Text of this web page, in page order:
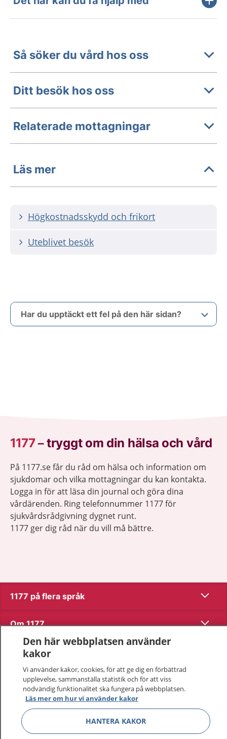
Så söker du vård hos oss
Ditt besök hos oss
Relaterade mottagningar
Läs mer
Högkostnadsskydd och frikort
Uteblivet besök
Har du upptäckt ett fel på den här sidan?
1177–tryggt om din hälsa och vård
På 1177.se får du råd om hälsa och information om
sjukdomar och vilka mottagningar du kan kontakta.
Logga in för att läsa din journal och göra dina
vårdärenden. Ring telefonnummer 1177 för
sjukvårdsrådgivning dygnet runt.
1177 ger dig råd när du vill må bättre.
1177 på flera språk Visa
Om 1177 Visa
Kontakt
Behandling av personuppgifter
Hantering av kakor
Den här webbplatsen använder
kakor
Vi använder kakor, cookies, för att ge dig en förbättrad
upplevelse, sammanställa statistik och för att viss
nödvändig funktionalitet ska fungera på webbplatsen.
Läs mer om hur vi använder kakor
HANTERA KAKOR